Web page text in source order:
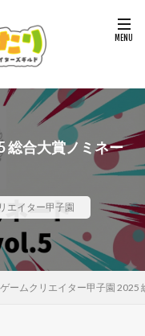
総合大賞ノミネー
エイター甲子園
ゲームクリエイター甲子園 2025